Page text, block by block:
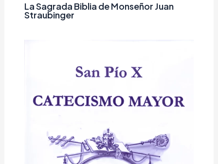
La Sagrada Biblia de Monseñor Juan
Straubinger